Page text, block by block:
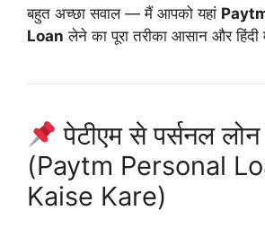
बहुत अच्छा सवाल — मैं आपको यहां
Loan लेने का पूरा तरीका आसान और हिंदी
पेटीएम से पर्सनल
(Paytm Personal
Kaise Kare)